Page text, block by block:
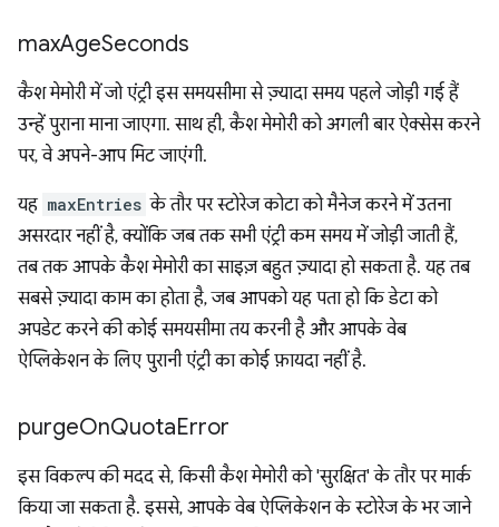
maxAgeSeconds
कैश मेमोरी में जो एंट्री इस समयसीमा से ज़्यादा समय पहले जोड़ी गई हैं
उन्हें पुराना माना जाएगा. साथ ही, कैश मेमोरी को अगली बार ऐक्सेस करने
पर, वे अपने-आप मिट जाएंगी.
यह maxEntries के तौर पर स्टोरेज कोटा को मैनेज करने में उतना
असरदार नहीं है, क्योंकि जब तक सभी एंट्री कम समय में जोड़ी जाती हैं,
तब तक आपके कैश मेमोरी का साइज़ बहुत ज़्यादा हो सकता है. यह तब
सबसे ज़्यादा काम का होता है, जब आपको यह पता हो कि डेटा को
अपडेट करने की कोई समयसीमा तय करनी है और आपके वेब
ऐप्लिकेशन के लिए पुरानी एंट्री का कोई फ़ायदा नहीं है.
purgeOnQuotaError
इस विकल्प की मदद से, किसी कैश मेमोरी को 'सुरक्षित' के तौर पर मार्क
किया जा सकता है. इससे, आपके वेब ऐप्लिकेशन के स्टोरेज के भर जाने